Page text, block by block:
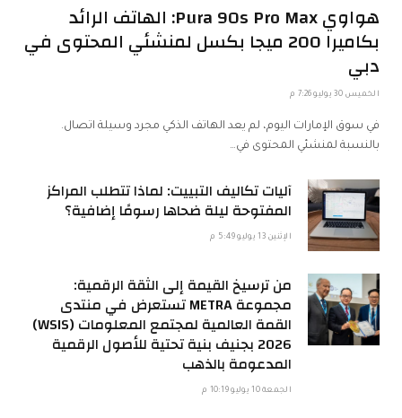
هواوي Pura 90s Pro Max: الهاتف الرائد
بكاميرا 200 ميجا بكسل لمنشئي المحتوى في
دبي
الخميس 30 يوليو 7:26 م
في سوق الإمارات اليوم، لم يعد الهاتف الذكي مجرد وسيلة اتصال.
بالنسبة لمنشئي المحتوى في…
آليات تكاليف التبييت: لماذا تتطلب المراكز
المفتوحة ليلة ضحاها رسومًا إضافية؟
الإثنين 13 يوليو 5:49 م
من ترسيخ القيمة إلى الثقة الرقمية:
مجموعة METRA تستعرض في منتدى
القمة العالمية لمجتمع المعلومات (WSIS)
2026 بجنيف بنية تحتية للأصول الرقمية
المدعومة بالذهب
الجمعة 10 يوليو 10:19 م